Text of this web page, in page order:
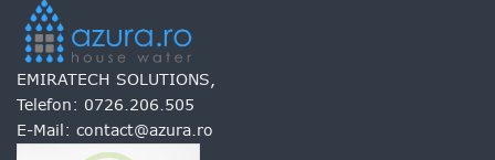
EMIRATECH SOLUTIONS,
Telefon: 0726.206.505
E-Mail: contact@azura.ro